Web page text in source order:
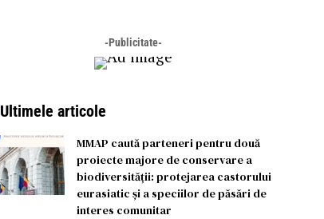
-Publicitate-
Ultimele articole
MMAP caută parteneri pentru două
proiecte majore de conservare a
biodiversității: protejarea castorului
eurasiatic și a speciilor de păsări de
interes comunitar